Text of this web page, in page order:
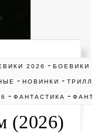
2026 - БОЕВИКИ
-НОВИНКИ -
-ФАНТАСТИКА -
(2026)